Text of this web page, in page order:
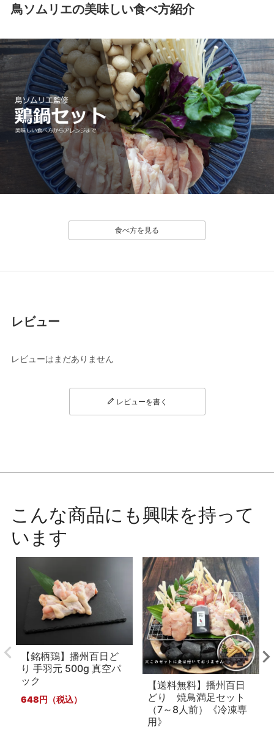
鳥ソムリエの美味しい食べ方紹介
食べ方を見る
レビュー
レビューはまだありません
レビューを書く
こんな商品にも興味を持って
います
【銘柄鶏】播州百日ど
り 手羽元 500g 真空パ
ック
648
【送料無料】播州百日
どり 焼鳥満足セット
（7～8人前）《冷凍専
用》